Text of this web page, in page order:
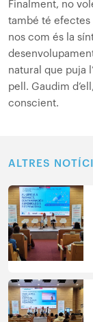
Finalment, no
també té efectes
nos com és la
natural que puja
pell. Gaudim
conscient.
ALTRES